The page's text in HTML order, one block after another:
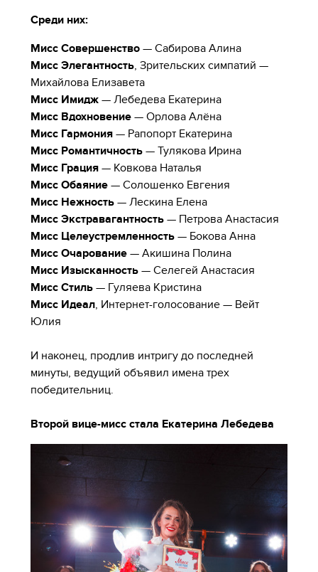
Среди них:
Мисс Совершенство— Сабирова Алина
Мисс Элегантность, Зрительских симпатий —
Михайлова Елизавета
Мисс Имидж— Лебедева Екатерина
Мисс Вдохновение— Орлова Алёна
Мисс Гармония— Рапопорт Екатерина
Мисс Романтичность — Тулякова Ирина
Мисс Грация — Ковкова Наталья
Мисс Обаяние — Солошенко Евгения
Мисс Нежность — Лескина Елена
Мисс Экстравагантность — Петрова Анастасия
Мисс Целеустремленность — Бокова Анна
Мисс Очарование — Акишина Полина
Мисс Изысканность — Селегей Анастасия
Мисс Стиль — Гуляева Кристина
Мисс Идеал, Интернет-голосование — Вейт
Юлия
И наконец, продлив интригу до последней
минуты, ведущий объявил имена трех
победительниц.
Второй вице-мисс стала Екатерина Лебедева